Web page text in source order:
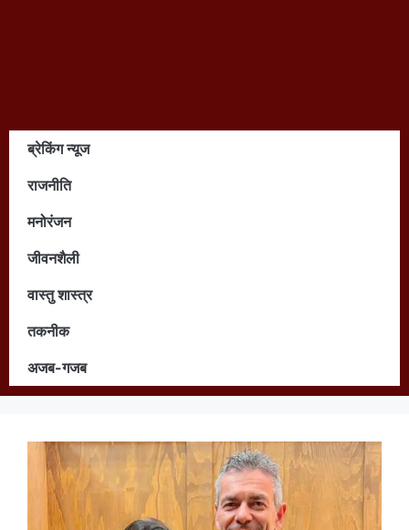
ब्रेकिंग न्यूज
राजनीति
मनोरंजन
जीवनशैली
वास्तु शास्त्र
तकनीक
अजब-गजब